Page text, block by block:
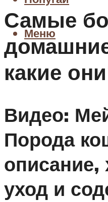
Меню
Самые
какие
Видео:
Порода
описание,
уход и